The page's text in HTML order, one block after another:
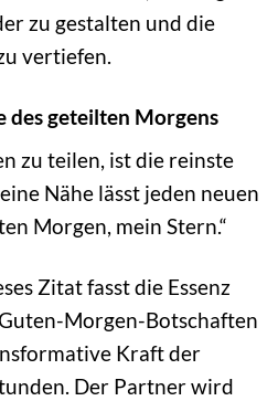
zu gestalten und die
vertiefen.
des geteilten Morgens
zu teilen, ist die reinste
Nähe lässt jeden neuen
Morgen, mein Stern.“
Zitat fasst die Essenz
Morgen-Botschaften
Kraft der
Der Partner wird